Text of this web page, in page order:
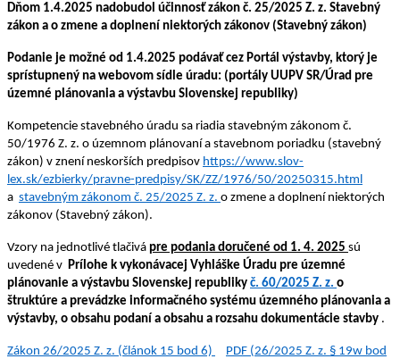
Dňom 1.4.2025 nadobudol účinnosť zákon č. 25/2025 Z. z. Stavebný
zákon a o zmene a doplnení niektorých zákonov (Stavebný zákon)
Podanie je možné od 1.4.2025 podávať cez Portál výstavby, ktorý je
sprístupnený na webovom sídle úradu: (portály UUPV SR/Úrad pre
územné plánovania a výstavbu Slovenskej republiky)
Kompetencie stavebného úradu sa riadia stavebným zákonom č.
50/1976 Z. z. o územnom plánovaní a stavebnom poriadku (stavebný
zákon) v znení neskorších predpisov https://www.slov-
lex.sk/ezbierky/pravne-predpisy/SK/ZZ/1976/50/20250315.html
a stavebným zákonom č. 25/2025 Z. z. o zmene a doplnení niektorých
zákonov (Stavebný zákon).
Vzory na jednotlivé tlačivá pre podania doručené od 1. 4. 2025 sú
uvedené v Prílohe k vykonávacej Vyhláške Úradu pre územné
plánovanie a výstavbu Slovenskej republiky č. 60/2025 Z. z. o
štruktúre a prevádzke informačného systému územného plánovania a
výstavby, o obsahu podaní a obsahu a rozsahu dokumentácie stavby .
Zákon 26/2025 Z. z. (článok 15 bod 6)
PDF (26/2025 Z. z. § 19w bod